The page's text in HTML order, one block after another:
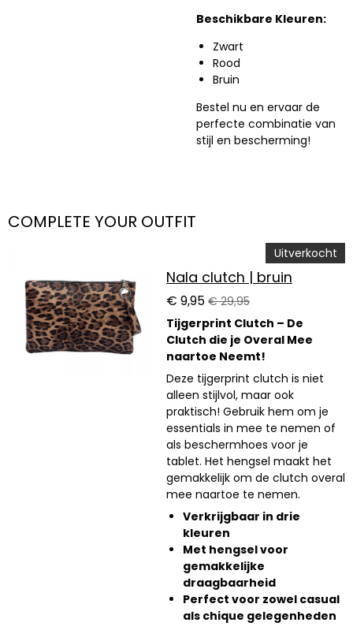
Beschikbare Kleuren:
Zwart
Rood
Bruin
Bestel nu en ervaar de
perfecte combinatie van
stijl en bescherming!
COMPLETE YOUR OUTFIT
Uitverkocht
Nala clutch | bruin
€ 9,95 € 29,95
Tijgerprint Clutch – De
Clutch die je Overal Mee
naartoe Neemt!
Deze tijgerprint clutch is niet
alleen stijlvol, maar ook
praktisch! Gebruik hem om je
essentials in mee te nemen of
als beschermhoes voor je
tablet. Het hengsel maakt het
gemakkelijk om de clutch overal
mee naartoe te nemen.
Verkrijgbaar in drie
kleuren
Met hengsel voor
gemakkelijke
draagbaarheid
Perfect voor zowel casual
als chique gelegenheden